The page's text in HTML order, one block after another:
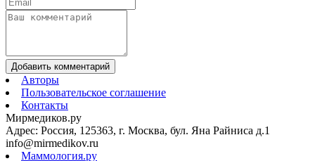
Добавить комментарий
Авторы
Пользовательское соглашение
Контакты
Мирмедиков.ру
Адрес: Россия, 125363, г. Москва, бул. Яна Райниса д.1
info@mirmedikov.ru
Маммология.ру